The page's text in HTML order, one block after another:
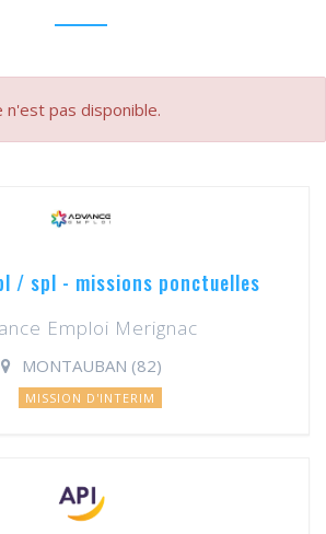
pas disponible.
/ spl - missions ponctuelles
Emploi Merignac
MONTAUBAN (82)
MISSION D'INTERIM